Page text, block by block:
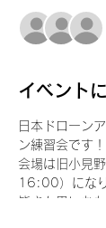
イベント
日本ドローン
ン練習会です！
会場は旧小見
16:00）になり
皆さん思いお